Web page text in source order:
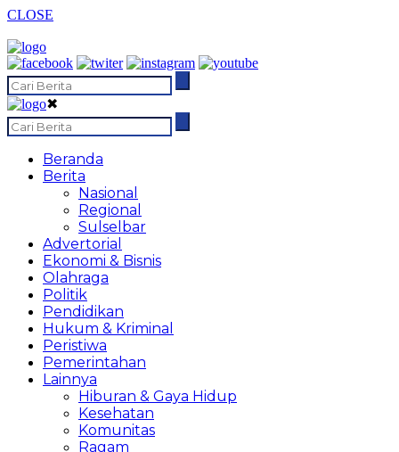
CLOSE
✖
Beranda
Berita
Nasional
Regional
Sulselbar
Advertorial
Ekonomi & Bisnis
Olahraga
Politik
Pendidikan
Hukum & Kriminal
Peristiwa
Pemerintahan
Lainnya
Hiburan & Gaya Hidup
Kesehatan
Komunitas
Ragam